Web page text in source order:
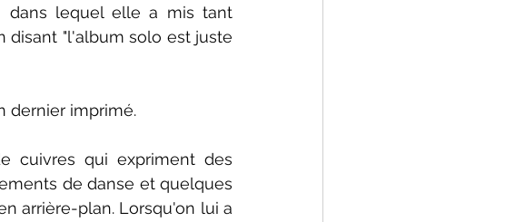
dans lequel elle a mis tant
"l'album solo est juste
dernier imprimé.
cuivres qui expriment des
de danse et quelques
arrière-plan. Lorsqu'on lui a